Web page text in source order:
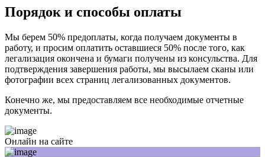
Порядок и способы оплаты
Мы берем 50% предоплаты, когда получаем документы в
работу, и просим оплатить оставшиеся 50% после того, как
легализация окончена и бумаги получены из консульства. Для
подтверждения завершения работы, мы высылаем сканы или
фотографии всех страниц легализованных документов.
Конечно же, мы предоставляем все необходимые отчетные
документы.
Онлайн на сайте